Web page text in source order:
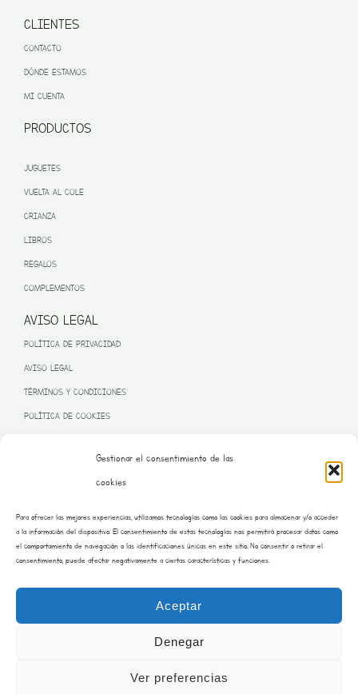
Gestionar el consentimiento de las
cookies
Para ofrecer las mejores experiencias, utilizamos tecnologías como las cookies para almacenar y/o acceder
a la información del dispositivo. El consentimiento de estas tecnologías nos permitirá procesar datos como
el comportamiento de navegación o las identificaciones únicas en este sitio. No consentir o retirar el
consentimiento, puede afectar negativamente a ciertas características y funciones.
Aceptar
Denegar
Ver preferencias
CLIENTES
CONTACTO
DÓNDE ESTAMOS
MI CUENTA
PRODUCTOS
JUGUETES
VUELTA AL COLE
CRIANZA
LIBROS
REGALOS
COMPLEMENTOS
AVISO LEGAL
POLÍTICA DE PRIVACIDAD
AVISO LEGAL
TÉRMINOS Y CONDICIONES
POLÍTICA DE COOKIES
– NEXT GENERATION EU